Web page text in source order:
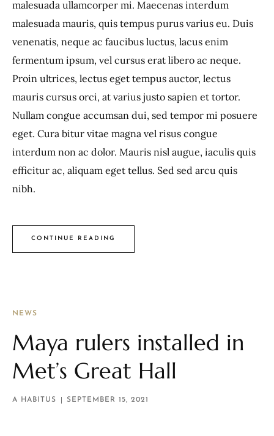
malesuada ullamcorper mi. Maecenas interdum
malesuada mauris, quis tempus purus varius eu. Duis
venenatis, neque ac faucibus luctus, lacus enim
fermentum ipsum, vel cursus erat libero ac neque.
Proin ultrices, lectus eget tempus auctor, lectus
mauris cursus orci, at varius justo sapien et tortor.
Nullam congue accumsan dui, sed tempor mi posuere
eget. Cura bitur vitae magna vel risus congue
interdum non ac dolor. Mauris nisl augue, iaculis quis
efficitur ac, aliquam eget tellus. Sed sed arcu quis
nibh.
CONTINUE READING
NEWS
Maya rulers installed in
Met’s Great Hall
A HABITUS SEPTEMBER 15, 2021